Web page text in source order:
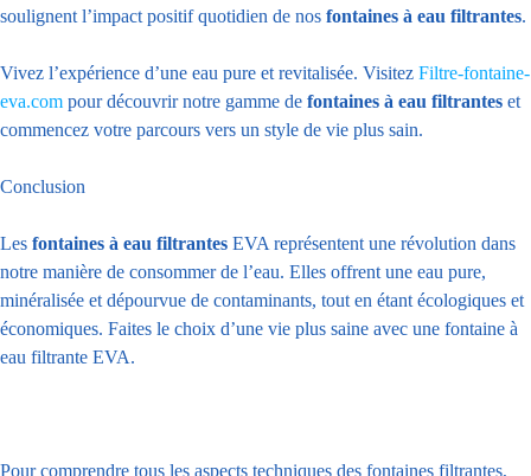
soulignent l’impact positif quotidien de nos fontaines à eau filtrantes.
Vivez l’expérience d’une eau pure et revitalisée. Visitez Filtre-fontaine-
eva.com pour découvrir notre gamme de fontaines à eau filtrantes et
commencez votre parcours vers un style de vie plus sain.
Conclusion
Les fontaines à eau filtrantes EVA représentent une révolution dans
notre manière de consommer de l’eau. Elles offrent une eau pure,
minéralisée et dépourvue de contaminants, tout en étant écologiques et
économiques. Faites le choix d’une vie plus saine avec une fontaine à
eau filtrante EVA.
Pour comprendre tous les aspects techniques des fontaines filtrantes,